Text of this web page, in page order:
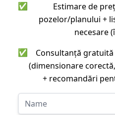
✅
Estimare de
pozelor/planului +
necesare
✅
Consultanță
(dimensionare
+ recomandări